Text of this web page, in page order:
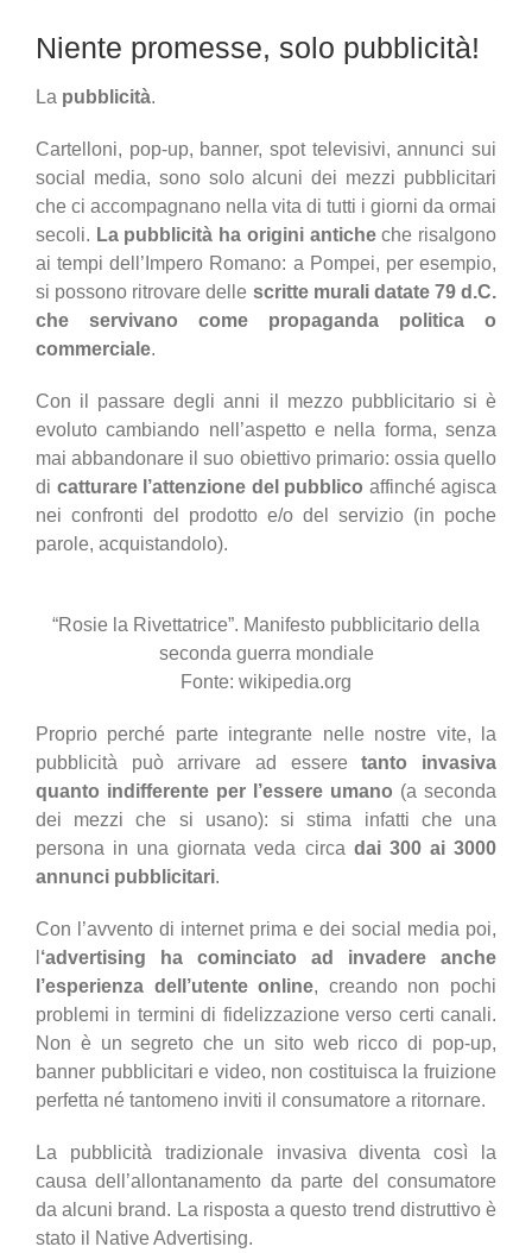
Niente promesse, solo pubblicità!
La pubblicità.
Cartelloni, pop-up, banner, spot televisivi, annunci sui
social media, sono solo alcuni dei mezzi pubblicitari
che ci accompagnano nella vita di tutti i giorni da ormai
secoli. La pubblicità ha origini anticheche risalgono
ai tempi dell’Impero Romano: a Pompei, per esempio,
si possono ritrovare delle scritte murali datate 79 d.C.
che servivano come propaganda politica o
commerciale.
Con il passare degli anni il mezzo pubblicitario si è
evoluto cambiando nell’aspetto e nella forma, senza
mai abbandonare il suo obiettivo primario: ossia quello
di catturare l’attenzione del pubblico affinché agisca
nei confronti del prodotto e/o del servizio (in poche
parole, acquistandolo).
“Rosie la Rivettatrice”. Manifesto pubblicitario della
seconda guerra mondiale
Fonte: wikipedia.org
Proprio perché parte integrante nelle nostre vite, la
pubblicità può arrivare ad essere tanto invasiva
quanto indifferente per l’essere umano (a seconda
dei mezzi che si usano): si stima infatti che una
persona in una giornata veda circa dai 300 ai 3000
annunci pubblicitari.
Con l’avvento di internet prima e dei social media poi,
‘advertising ha cominciato ad invadere anche
l’esperienza dell’utente online, creando non pochi
problemi in termini di fidelizzazione verso certi canali.
Non è un segreto che un sito web ricco di pop-up,
banner pubblicitari e video, non costituisca la fruizione
perfetta né tantomeno inviti il consumatore a ritornare.
La pubblicità tradizionale invasiva diventa così la
causa dell’allontanamento da parte del consumatore
da alcuni brand. La risposta a questo trend distruttivo è
stato il Native Advertising.